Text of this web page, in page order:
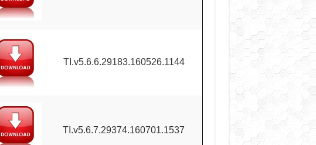
TI.v5.6.6.29183.160526.1144
TI.v5.6.7.29374.160701.1537